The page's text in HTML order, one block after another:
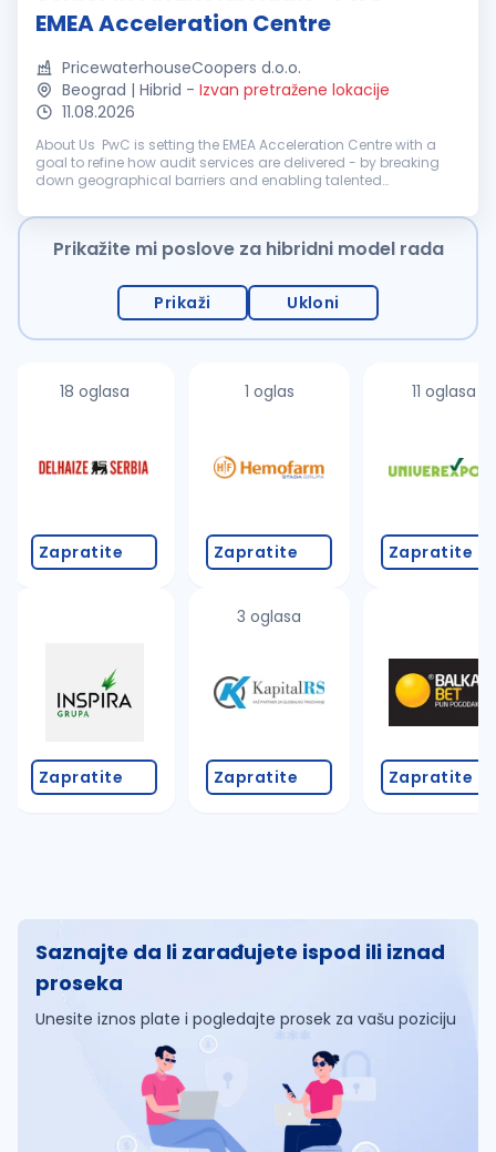
EMEA Acceleration Centre
PricewaterhouseCoopers d.o.o.
Beograd | Hibrid - Izvan pretražene lokacije
11.08.2026
About Us PwC is setting the EMEA Acceleration Centre with a
goal to refine how audit services are delivered - by breaking
down geographical barriers and enabling talented
audit engagements wi...
Prikažite mi poslove za hibridni model rada
Prikaži Ukloni
18 oglasa
Zapratite
Zapratite
1 oglas
Zapratite
3 oglasa
Zapratite
11 oglasa
Zapratite
Zapratite
Saznajte da li zarađujete ispod ili iznad
proseka
Unesite iznos plate i pogledajte prosek za vašu poziciju